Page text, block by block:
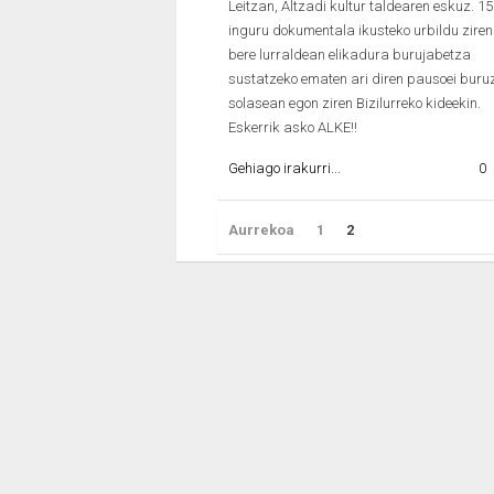
Leitzan, Altzadi kultur taldearen eskuz.
inguru dokumentala ikusteko urbildu
bere lurraldean elikadura burujabetza
sustatzeko ematen ari diren pausoei
solasean egon ziren Bizilurreko kideekin.
Eskerrik asko ALKE!!
Gehiago irakurri... 0
Aurrekoa 1 2